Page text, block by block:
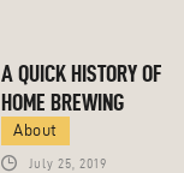
A QUICK HISTORY OF
HOME BREWING
About
July 25, 2019